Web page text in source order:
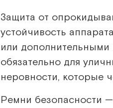
Защита от
устойчивость
или дополнительными
обязательно для
неровности, которые
Ремни безопасности